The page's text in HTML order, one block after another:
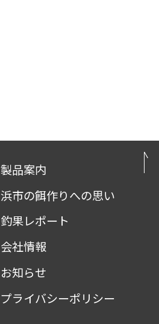
製品案内
浜市の餌作りへの思い
釣果レポート
会社情報
お知らせ
プライバシーポリシー